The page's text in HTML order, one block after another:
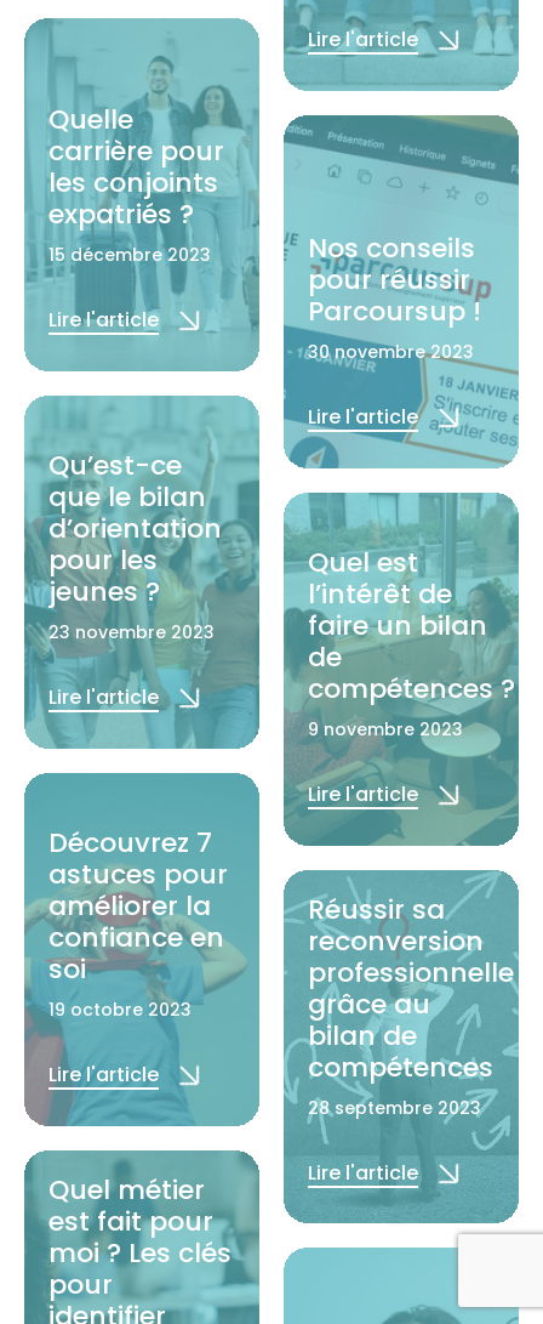
Quelle
carrière pour
les conjoints
expatriés ?
15 décembre 2023
Lire l'article
Qu’est-ce
que le bilan
d’orientation
pour les
jeunes ?
23 novembre 2023
Lire l'article
Découvrez 7
astuces pour
améliorer la
confiance en
soi
19 octobre 2023
Lire l'article
Quel métier
est fait pour
moi ? Les clés
pour
identifier
Lire l'article
Nos conseils
pour réussir
Parcoursup !
30 novembre 2023
Lire l'article
Quel est
l’intérêt de
faire un bilan
de
compétences ?
9 novembre 2023
Lire l'article
Réussir sa
reconversion
professionnelle
grâce au
bilan de
compétences
28 septembre 2023
Lire l'article